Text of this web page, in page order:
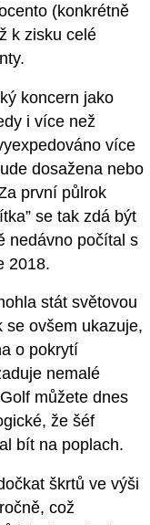
(konkrétně
k zisku celé
koncern jako
i více než
více
dosažena nebo
první půlrok
se tak zdá být
nedávno počítal s
2018.
stát světovou
se ovšem ukazuje,
o pokrytí
nemalé
můžete dnes
že šéf
bít na poplach.
škrtů ve výši
což